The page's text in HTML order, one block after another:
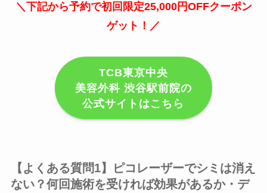
＼下記から予約で初回限定25,000円OFFクーポン
ゲット！／
TCB東京中央
美容外科 渋谷駅前院の
公式サイトはこちら
【よくある質問1】ピコレーザーでシミは消え
ない？何回施術を受ければ効果があるか・デ